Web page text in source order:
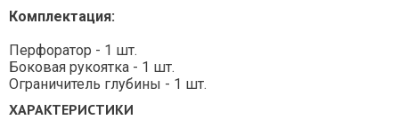
Комплектация:
Перфоратор - 1 шт.
Боковая рукоятка - 1 шт.
Ограничитель глубины - 1 шт.
ХАРАКТЕРИСТИКИ